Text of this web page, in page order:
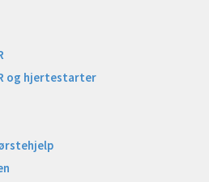
og hjertestarter